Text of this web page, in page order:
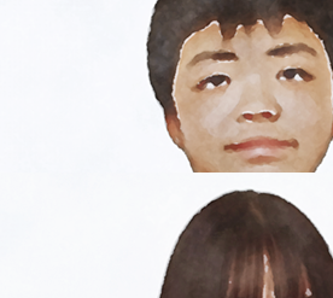
苦手だった計算が速くなりました！
創英に入ってから、苦手だった算数の計
た。先生の教え方もわかりやすいし、塾
いです。家でもちゃんと塾の宿題をやるよ